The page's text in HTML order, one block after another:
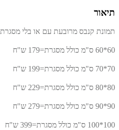
תיאור
תמונת קנבס מרובעת עם או בלי מסגרת
60*60 ס"מ כולל מסגרת=179 ש"ח
70*70 ס"מ כולל מסגרת=199 ש"ח
80*80 ס"מ כולל מסגרת=229 ש"ח
90*90 ס"מ כולל מסגרת=279 ש"ח
100*100 ס"מ כולל מסגרת=399 ש"ח